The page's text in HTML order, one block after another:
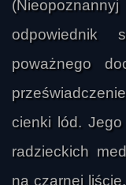
odpowiednik
poważnego
cienki lód. Jego
radzieckich
na czarnej